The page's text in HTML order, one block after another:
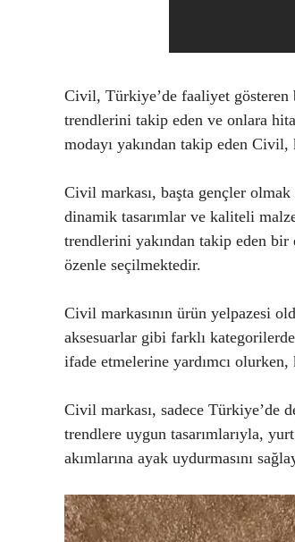
Civil, Türkiye’de faaliyet gösteren
trendlerini takip eden ve onlara
modayı yakından takip eden
Civil markası, başta gençler olmak
dinamik tasarımlar ve kaliteli
trendlerini yakından takip eden
özenle seçilmektedir.
Civil markasının ürün yelpazesi
aksesuarlar gibi farklı
ifade etmelerine yardımcı
Civil markası, sadece Türkiye’de
trendlere uygun tasarımlarıyla,
akımlarına ayak uydurmasını